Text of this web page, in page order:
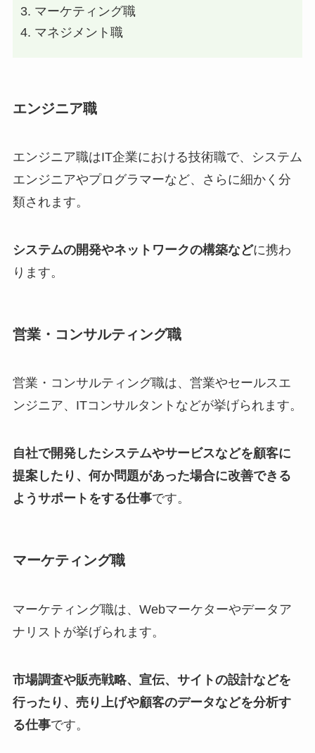
マーケティング職
マネジメント職
エンジニア職
エンジニア職はIT企業における技術職で、システム
エンジニアやプログラマーなど、さらに細かく分
類されます。
システムの開発やネットワークの構築などに携わ
ります。
営業・コンサルティング職
営業・コンサルティング職は、営業やセールスエ
ンジニア、ITコンサルタントなどが挙げられます。
自社で開発したシステムやサービスなどを顧客に
提案したり、何か問題があった場合に改善できる
ようサポートをする仕事です。
マーケティング職
マーケティング職は、Webマーケターやデータア
ナリストが挙げられます。
市場調査や販売戦略、宣伝、サイトの設計などを
行ったり、売り上げや顧客のデータなどを分析す
る仕事です。